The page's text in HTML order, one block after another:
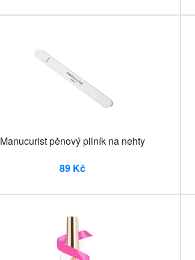
Manucurist pěnový pilník na nehty
89 Kč